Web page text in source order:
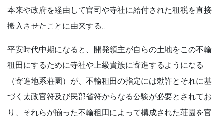
本来や政府を経由して官司や寺社に給付された租税を直接
搬入させたことに由来する。
平安時代中期になると、開発領主が自らの土地をこの不輸
租田にするために寺社や上級貴族に寄進するようになる
（寄進地系荘園）が、不輸租田の指定には勅許とそれに基
づく太政官符及び民部省符からなる公験が必要とされてお
り、それらが揃った不輸租田によって構成された荘園を官